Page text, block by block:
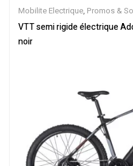
Mobilite Electrique, Promos &
Electriques,VTT Électriques
VTT semi rigide électrique
noir